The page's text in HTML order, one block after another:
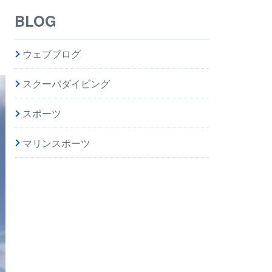
BLOG
ウェブブログ
スクーバダイビング
スポーツ
マリンスポーツ